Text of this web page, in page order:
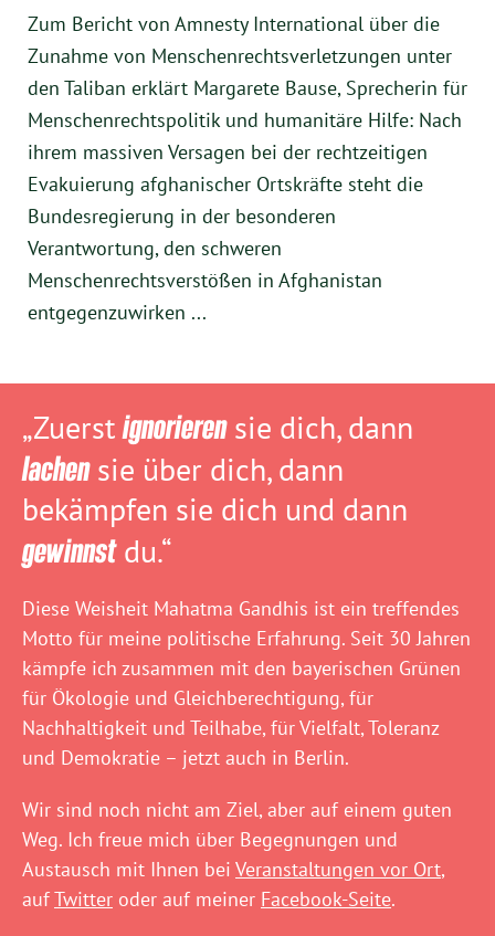
Zum Bericht von Amnesty International über die
Zunahme von Menschenrechtsverletzungen unter
den Taliban erklärt Margarete Bause, Sprecherin für
Menschenrechtspolitik und humanitäre Hilfe: Nach
ihrem massiven Versagen bei der rechtzeitigen
Evakuierung afghanischer Ortskräfte steht die
Bundesregierung in der besonderen
Verantwortung, den schweren
Menschenrechtsverstößen in Afghanistan
entgegenzuwirken ...
„Zuerstignorierensie dich, dann
lachensie über dich, dann
bekämpfen sie dich und dann
gewinnstdu.“
Diese Weisheit Mahatma Gandhis ist ein treffendes
Motto für meine politische Erfahrung. Seit 30 Jahren
kämpfe ich zusammen mit den bayerischen Grünen
für Ökologie und Gleichberechtigung, für
Nachhaltigkeit und Teilhabe, für Vielfalt, Toleranz
und Demokratie – jetzt auch in Berlin.
Wir sind noch nicht am Ziel, aber auf einem guten
Weg. Ich freue mich über Begegnungen und
Austausch mit Ihnen bei Veranstaltungen vor Ort,
aufTwitter oder auf meiner Facebook-Seite.